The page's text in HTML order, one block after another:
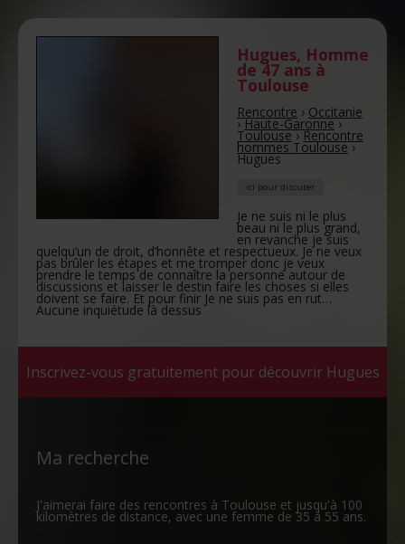
Hugues, Homme
de 47 ans à
Toulouse
Rencontre › Occitanie
›Haute-Garonne›
Toulouse›Rencontre
hommes Toulouse›
Hugues
ici pour discuter
Je ne suis ni le plus
beau ni le plus grand,
en revanche je suis
quelqu’un de droit, d’honnête et respectueux. Je ne veux
pas brûler les étapes et me tromper donc je veux
prendre le temps de connaître la personne autour de
discussions et laisser le destin faire les choses si elles
doivent se faire. Et pour finir Je ne suis pas en rut…
Aucune inquiétude là dessus
Inscrivez-vous gratuitement pour découvrir Hugues
Ma recherche
J'aimerai faire des rencontres à Toulouse et jusqu'à 100
kilomètres de distance, avec une femme de 35 à 55 ans.